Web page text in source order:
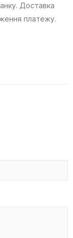
Доставка
платежу.